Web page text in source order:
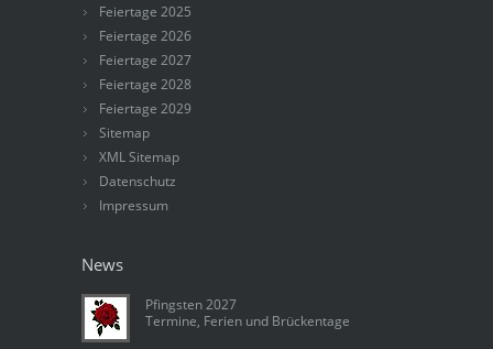
Feiertage 2025
Feiertage 2026
Feiertage 2027
Feiertage 2028
Feiertage 2029
Sitemap
XML Sitemap
Datenschutz
Impressum
News
Pfingsten 2027
Termine, Ferien und Brückentage